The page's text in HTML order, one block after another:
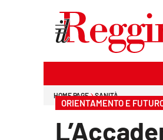
HOME PAGE SANITÀ
ORIENTAMENTO E